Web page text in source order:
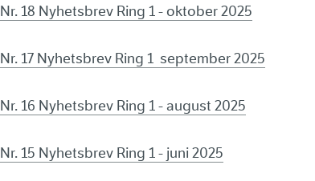
Nr. 18 Nyhetsbrev Ring 1 - oktober 2025
Nr. 17 Nyhetsbrev Ring 1 september 2025
Nr. 16 Nyhetsbrev Ring 1 - august 2025
Nr. 15 Nyhetsbrev Ring 1 - juni 2025